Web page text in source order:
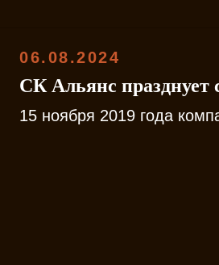
06.08.2024
СК Альянс празднует
15 ноября 2019 года